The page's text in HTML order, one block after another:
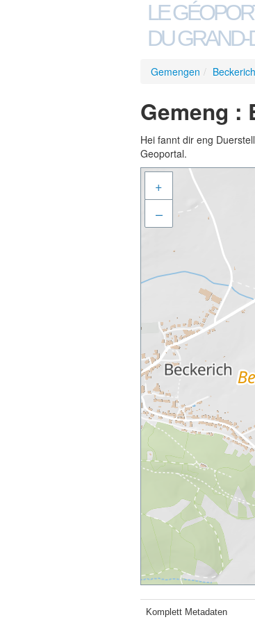
LE
DU
Gemengen / Beckerich
Gemeng :
Hei fannt dir eng
Geoportal.
+
–
Komplett Metadaten